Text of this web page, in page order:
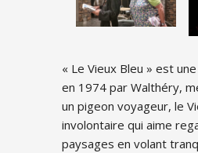
« Le Vieux Bleu » est
en 1974 par Walthéry,
un pigeon voyageur, le
involontaire qui aime
paysages en volant